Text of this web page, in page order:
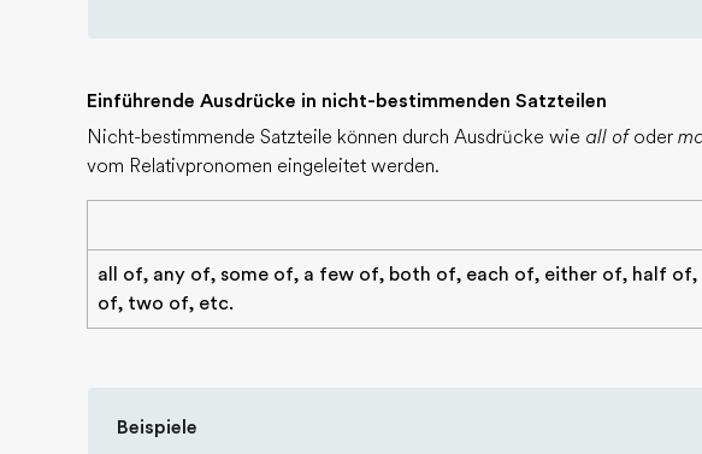
Einführende Ausdrücke in nicht-bestimmenden Satzteilen
Nicht-bestimmende Satzteile können durch Ausdrücke wie all ofoder
vom Relativpronomen eingeleitet werden.
all of, any of, some of, a few of, both of, each of, either of, half
of, two of, etc.
Beispiele